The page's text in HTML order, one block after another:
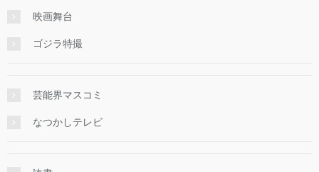
映画舞台
ゴジラ特撮
芸能界マスコミ
なつかしテレビ